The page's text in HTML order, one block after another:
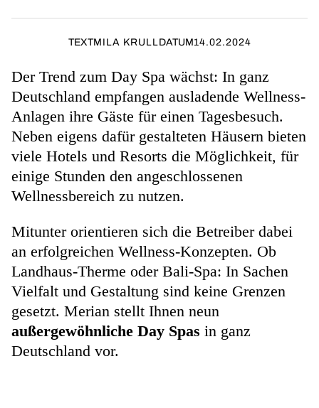
TEXTMILA KRULLDATUM14.02.2024
Der Trend zum Day Spa wächst: In ganz
Deutschland empfangen ausladende Wellness-
Anlagen ihre Gäste für einen Tagesbesuch.
Neben eigens dafür gestalteten Häusern bieten
viele Hotels und Resorts die Möglichkeit, für
einige Stunden den angeschlossenen
Wellnessbereich zu nutzen.
Mitunter orientieren sich die Betreiber dabei
an erfolgreichen Wellness-Konzepten. Ob
Landhaus-Therme oder Bali-Spa: In Sachen
Vielfalt und Gestaltung sind keine Grenzen
gesetzt. Merian stellt Ihnen neun
außergewöhnliche Day Spas in ganz
Deutschland vor.